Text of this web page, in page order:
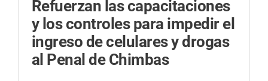
Refuerzan las capacitaciones
y los controles para impedir el
ingreso de celulares y drogas
al Penal de Chimbas